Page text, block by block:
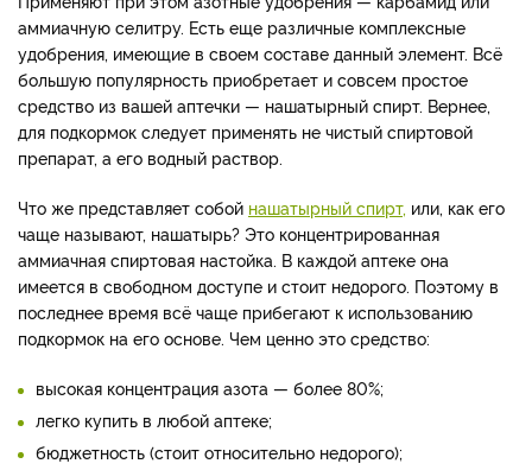
аммиачную селитру. Есть еще различные комплексные
удобрения, имеющие в своем составе данный элемент. Всё
большую популярность приобретает и совсем простое
средство из вашей аптечки — нашатырный спирт. Вернее,
для подкормок следует применять не чистый спиртовой
препарат, а его водный раствор.
Что же представляет собой нашатырный спирт, или, как его
чаще называют, нашатырь? Это концентрированная
аммиачная спиртовая настойка. В каждой аптеке она
имеется в свободном доступе и стоит недорого. Поэтому в
последнее время всё чаще прибегают к использованию
подкормок на его основе. Чем ценно это средство:
высокая концентрация азота — более 80%;
легко купить в любой аптеке;
бюджетность (стоит относительно недорого);